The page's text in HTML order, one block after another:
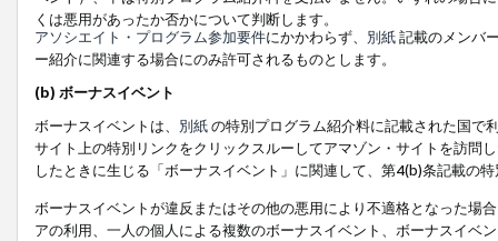
くは悪用があったか否かについて判断します。
アソシエイト・プログラム参加要件にかかわらず、 別紙記載のメンバ
ー紹介に関連する場合にのみ許可されるものとします。
(b) ボーナスイベント
ボーナスイベントは、 別紙の特別プログラム紹介料に記載された国で
サイト上の特別リンクをクリックスルーしてアマゾン・サイトを訪問
したときに生じる「ボーナスイベント」に関連して、第4(b)条記載の
ボーナスイベントが違反またはその他の悪用により不適格となった場
アの利用、一人の個人による複数のボーナスイベント、ボーナスイベ